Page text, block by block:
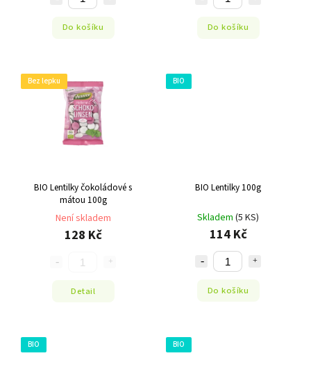
Do košíku Do košíku
Bez lepku
BIO Lentilky čokoládové s
mátou 100g
Není skladem
128 Kč
Detail
BIO
BIO Lentilky 100g
Skladem (5 KS)
114 Kč
Do košíku
BIO BIO